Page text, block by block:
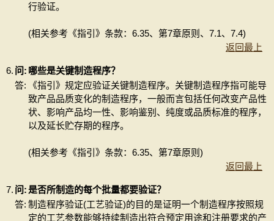
行验证。
(相关参考《指引》条款：6.35、第7章原则、7.1、7.4)
返回最上
6. 问: 哪些是关键制造程序？
答:
《指引》规定应验证关键制造程序。关键制造程序指可能导
致产品品质变化的制造程序，一般而言包括任何改变产品性
状、影响产品均一性、影响鉴别、纯度或品质标准的程序，
以及延长贮存期的程序。
(相关参考《指引》条款：6.35、第7章原则)
返回最上
7. 问:是否所制造的每个批量都要验证？
答: 制造程序验证(工艺验证)的目的是证明一个制造程序按照规
定的工艺参数能够持续制造出符合预定用途和注册要求的产